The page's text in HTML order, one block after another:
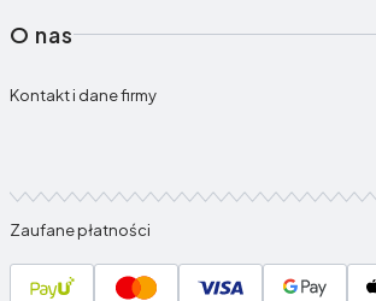
O nas
Kontakt i dane firmy
Zaufane płatności